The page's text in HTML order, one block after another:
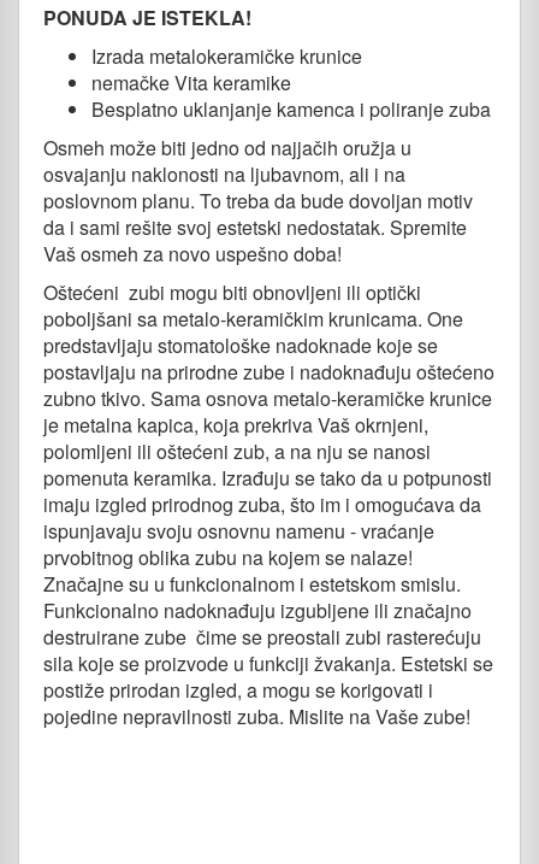
PONUDA JE ISTEKLA!
Izrada metalokeramičke krunice
nemačke Vita keramike
Besplatno uklanjanje kamenca i poliranje zuba
Osmeh može biti jedno od najjačih oružja u
osvajanju naklonosti na ljubavnom, ali i na
poslovnom planu. To treba da bude dovoljan motiv
da i sami rešite svoj estetski nedostatak. Spremite
Vaš osmeh za novo uspešno doba!
Oštećeni zubi mogu biti obnovljeni ili optički
poboljšani sa metalo-keramičkim krunicama. One
predstavljaju stomatološke nadoknade koje se
postavljaju na prirodne zube i nadoknađuju oštećeno
zubno tkivo. Sama osnova metalo-keramičke krunice
je metalna kapica, koja prekriva Vaš okrnjeni,
polomljeni ili oštećeni zub, a na nju se nanosi
pomenuta keramika. Izrađuju se tako da u potpunosti
imaju izgled prirodnog zuba, što im i omogućava da
ispunjavaju svoju osnovnu namenu - vraćanje
prvobitnog oblika zubu na kojem se nalaze!
Značajne su u funkcionalnom i estetskom smislu.
Funkcionalno nadoknađuju izgubljene ili značajno
destruirane zube čime se preostali zubi rasterećuju
sila koje se proizvode u funkciji žvakanja. Estetski se
postiže prirodan izgled, a mogu se korigovati i
pojedine nepravilnosti zuba. Mislite na Vaše zube!